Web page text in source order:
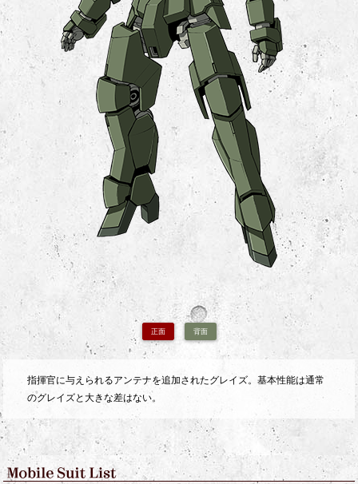
正面 背面
指揮官に与えられるアンテナを追加されたグレイズ。基本性能は通常
のグレイズと大きな差はない。